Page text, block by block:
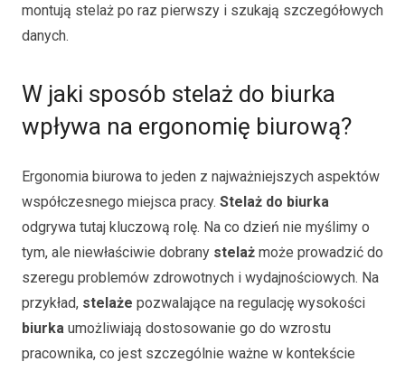
montują stelaż po raz pierwszy i szukają szczegółowych
danych.
W jaki sposób stelaż do biurka
wpływa na ergonomię biurową?
Ergonomia biurowa to jeden z najważniejszych aspektów
współczesnego miejsca pracy. Stelaż do biurka
odgrywa tutaj kluczową rolę. Na co dzień nie myślimy o
tym, ale niewłaściwie dobrany stelaż może prowadzić do
szeregu problemów zdrowotnych i wydajnościowych. Na
przykład, stelaże pozwalające na regulację wysokości
biurka umożliwiają dostosowanie go do wzrostu
pracownika, co jest szczególnie ważne w kontekście